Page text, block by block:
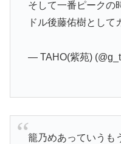
そして一番ピークの
ドル後藤佑樹として
— TAHO(紫苑)
籠乃めあっていうも